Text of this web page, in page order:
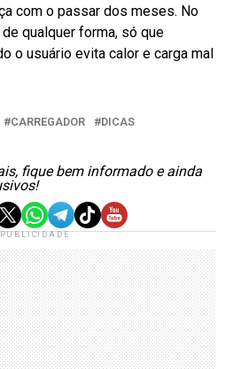
com o passar dos meses. No
qualquer forma, só que
o usuário evita calor e carga mal
CARREGADOR
DICAS
fique bem informado e ainda
PUBLICIDADE